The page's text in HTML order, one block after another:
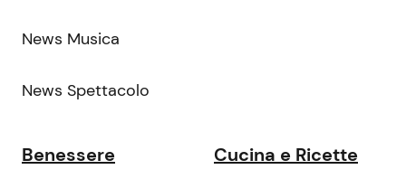
News Musica
News Spettacolo
Benessere Cucina e Ricette